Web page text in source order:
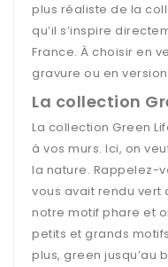
plus réaliste de la
qu’il s’inspire
France. À choisir en
gravure ou en
La collection
La collection Green
à vos murs. Ici, on
la nature. Rappelez-
vous avait rendu vert
notre motif phare et
petits et grands
plus, green jusqu’au